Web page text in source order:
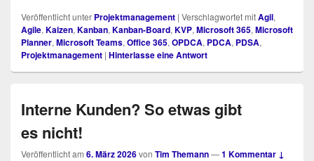
Veröffentlicht unter Projektmanagement | Verschlagwortet mitAgil,
Agile, Kaizen, Kanban, Kanban-Board, KVP, Microsoft 365, Microsoft
Planner, Microsoft Teams, Office 365, OPDCA, PDCA, PDSA,
Projektmanagement | Hinterlasse eine Antwort
Interne Kunden? So etwas gibt
es nicht!
Veröffentlicht am 6. März 2026von Tim Themann—1 Kommentar ↓